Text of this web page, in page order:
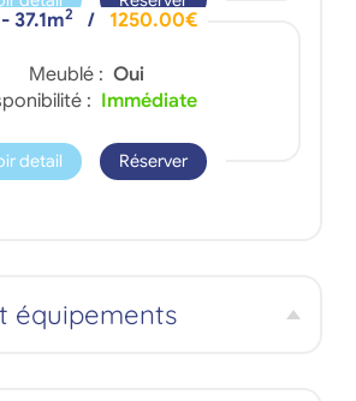
37.1m2 / 1250.00€
Meublé : Oui
: Immédiate
detail Réserver
équipements